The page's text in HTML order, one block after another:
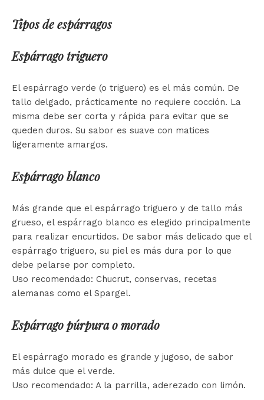
Tipos de espárragos
Espárrago triguero
El espárrago verde (o triguero) es el más común. De
tallo delgado, prácticamente no requiere cocción. La
misma debe ser corta y rápida para evitar que se
queden duros. Su sabor es suave con matices
ligeramente amargos.
Espárrago blanco
Más grande que el espárrago triguero y de tallo más
grueso, el espárrago blanco es elegido principalmente
para realizar encurtidos. De sabor más delicado que el
espárrago triguero, su piel es más dura por lo que
debe pelarse por completo.
Uso recomendado: Chucrut, conservas, recetas
alemanas como el Spargel.
Espárrago púrpura o morado
El espárrago morado es grande y jugoso, de sabor
más dulce que el verde.
Uso recomendado: A la parrilla, aderezado con limón.